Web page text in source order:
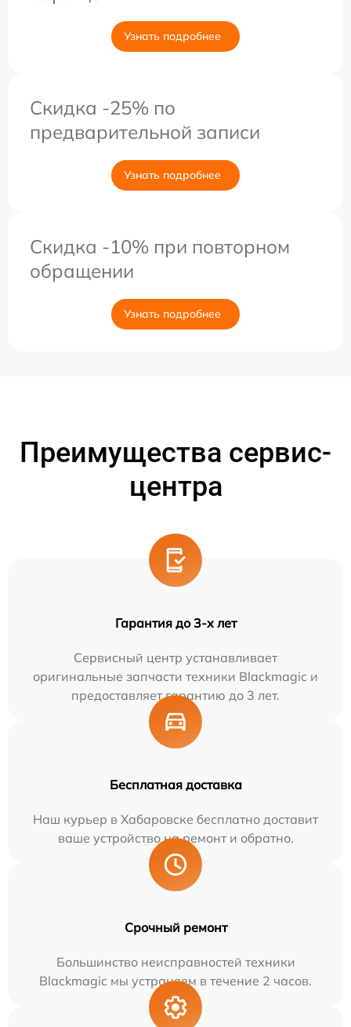
Узнать подробнее
Скидка -25% по
предварительной записи
Узнать подробнее
Скидка -10% при повторном
обращении
Узнать подробнее
Преимущества сервис-
центра
Гарантия до 3-х лет
Сервисный центр устанавливает
оригинальные запчасти техники Blackmagic и
предоставляет гарантию до 3 лет.
Бесплатная доставка
Наш курьер в Хабаровске бесплатно доставит
ваше устройство на ремонт и обратно.
Срочный ремонт
Большинство неисправностей техники
Blackmagic мы устраняем в течение 2 часов.